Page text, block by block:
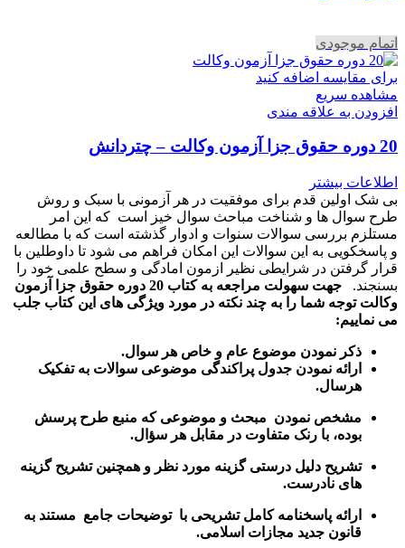
اتمام موجودی
برای مقایسه اضافه کنید
مشاهده سریع
افزودن به علاقه مندی
20 دوره حقوق جزا آزمون وکالت – چتردانش
اطلاعات بیشتر
بی شک اولین قدم برای موفقیت در هر آزمونی با سبک و روش
طرح سوال ها و شناخت مباحث سوال خیز است که این امر
مستلزم بررسی سوالات سنوات و ادوار گذشته است که با مطالعه
و پاسخکویی به این سوالات این امکان فراهم می شود تا داوطلین با
قرار گرفتن در شرایطی نظیر ازمون امادگی و سطح علمی خود را
بسنجند.
جهت سهولت مراجعه به کتاب 20 دوره حقوق جزا آزمون
وکالت توجه شما را به چند نکته در مورد ویژگی های این کتاب جلب
می نماییم:
ذکر نمودن موضوع عام و خاص هر سوال.
ارائه نمودن جدول پراکندگی موضوعی سوالات به تفکیک
هرسال.
مشخص نمودن مبحث و موضوعی که منبع طرح پرسش
بوده، با رنک متفاوت در مقابل هر سؤال.
تشریح دلیل درستی گزینه مورد نظر و همچنین تشریح گزینه
های نادرست.
ارائه پاسخنامه کامل تشریحی با توضیحات جامع مستند به
قانون جدید مجازات اسلامی.